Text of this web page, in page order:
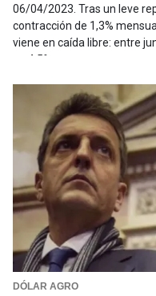
06/04/2023 Tras un leve
contracción de 1,3%
viene en caída libre: entre
un 4,5%.
DÓLAR AGRO